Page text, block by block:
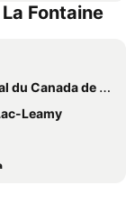
Montreal Laval
Montreal Brossard
Montreal East
Montreal Downtown
Suites Boucherville
an Ascend Collection Hotel
Fontaine
de la Mauricie
Leamy